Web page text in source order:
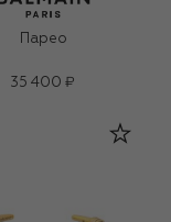
Парео
35 400 ₽